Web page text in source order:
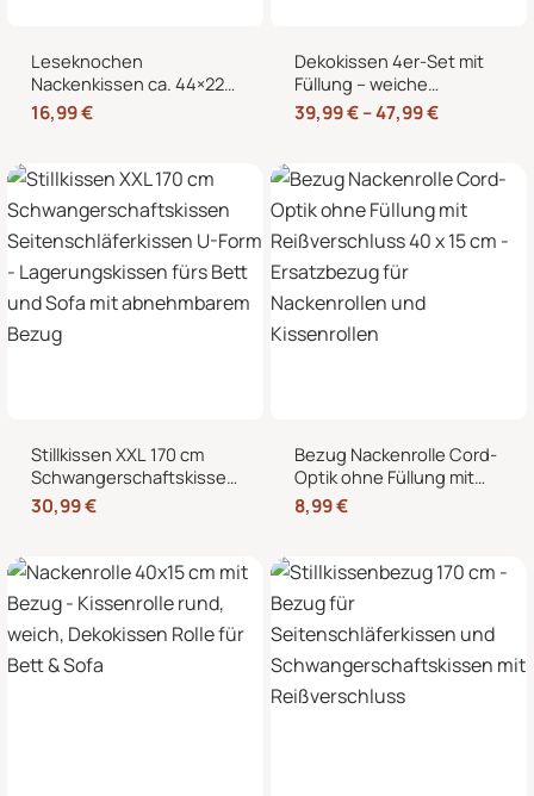
Leseknochen
Nackenkissen ca. 44×22
cm – Knochenkissen
Lesekissen zum Lesen
und Bett
16,99€
Dekokissen 4er-Set mit
Füllung – weiche
Zierkissen für Sofa und
Couch, 40×40, 45×45
39,99€–47,99€
Stillkissen XXL 170 cm
Schwangerschaftskissen
Seitenschläferkissen U-
Form – Lagerungskissen
abnehmbarem Bezug
30,99€
Bezug Nackenrolle Cord-
Optik ohne Füllung mit
Reißverschluss 40 x 15
cm – Ersatzbezug für
Kissenrollen
8,99€